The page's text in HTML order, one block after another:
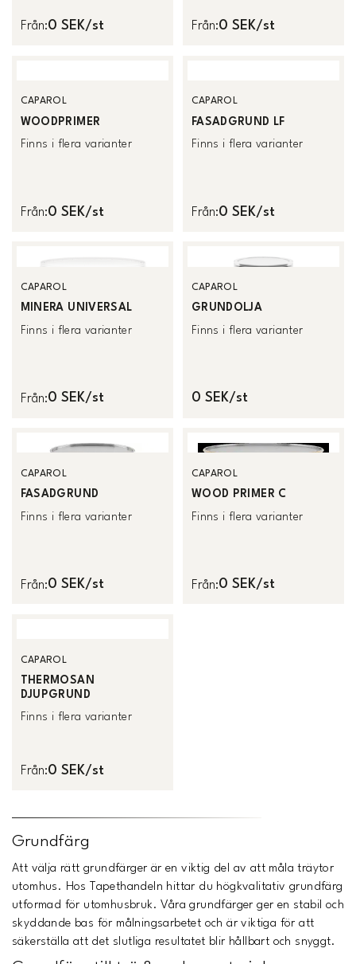
Från:0 SEK/st Från:0 SEK/st
CAPAROL
WOODPRIMER
Finns i flera varianter
Från:0 SEK/st
CAPAROL
FASADGRUND LF
Finns i flera varianter
Från:0 SEK/st
CAPAROL
MINERA UNIVERSAL
Finns i flera varianter
Från:0 SEK/st
CAPAROL
GRUNDOLJA
Finns i flera varianter
0 SEK/st
CAPAROL
FASADGRUND
Finns i flera varianter
Från:0 SEK/st
CAPAROL
WOOD PRIMER C
Finns i flera varianter
Från:0 SEK/st
CAPAROL
THERMOSAN
DJUPGRUND
Finns i flera varianter
Från:0 SEK/st
Grundfärg
Att välja rätt grundfärger är en viktig del av att måla träytor
utomhus. Hos Tapethandeln hittar du högkvalitativ grundfärg
utformad för utomhusbruk. Våra grundfärger ger en stabil och
skyddande bas för målningsarbetet och är viktiga för att
säkerställa att det slutliga resultatet blir hållbart och snyggt.